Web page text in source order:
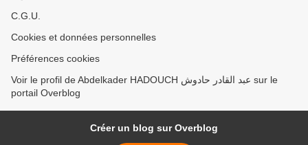
C.G.U.
Cookies et données personnelles
Préférences cookies
Voir le profil de Abdelkader HADOUCH عبد القادر حادوش sur le
portail Overblog
Créer un blog sur Overblog